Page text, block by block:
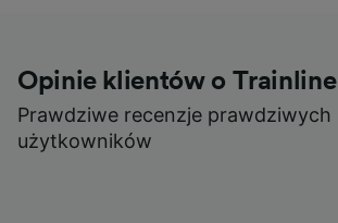
Opinie klientów o Trainline
Prawdziwe recenzje prawdziwych
użytkowników